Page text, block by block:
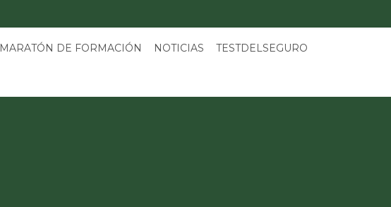
MARATÓN DE FORMACIÓN NOTICIAS
TESTDELSEGURO